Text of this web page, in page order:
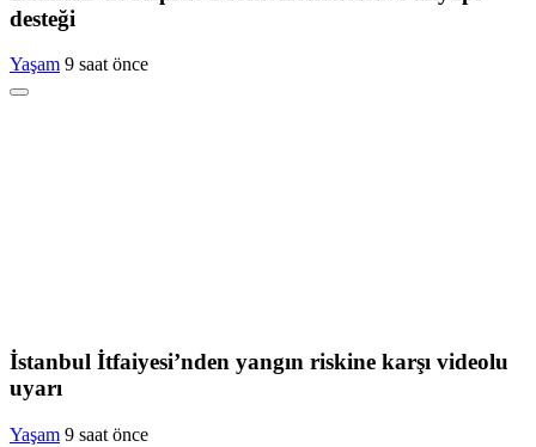
desteği
Yaşam 9 saat önce
İstanbul İtfaiyesi’nden yangın riskine karşı videolu
uyarı
Yaşam 9 saat önce